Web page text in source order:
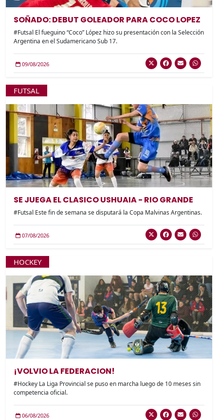
SOÑADO: DEBUT GOLEADOR PARA COCO LOPEZ
#Futsal El fueguino “Coco” López hizo su presentación con la Selección
Argentina en el Sudamericano Sub 17.
09/08/2026
FUTSAL
SE JUEGA EL CLASICO USHUAIA - RIO GRANDE
#Futsal Este fin de semana se disputará la Copa Malvinas Argentinas.
07/08/2026
HOCKEY
¡VOLVIO LA FEDERACION!
#Hockey La Liga Provincial se puso en marcha luego de 10 meses sin
competencia oficial.
06/08/2026